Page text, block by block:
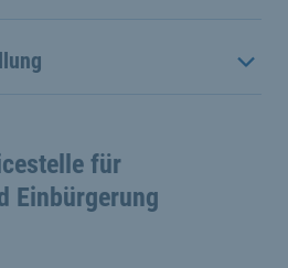
für
Einbürgerung